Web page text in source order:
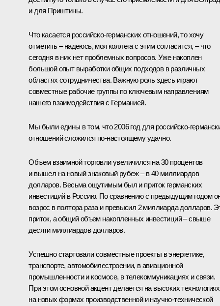
и для Приштины.
Что касается российско-германских отношений, то хочу
отметить – надеюсь, моя коллега с этим согласится, – что
сегодня в них нет проблемных вопросов. Уже накоплен
большой опыт выработки общих подходов в различных
областях сотрудничества. Важную роль здесь играют
совместные рабочие группы по ключевым направлениям
нашего взаимодействия с Германией.
Мы были едины в том, что 2006 год для российско-
отношений сложился по‑настоящему удачно.
Объем взаимной торговли увеличился на 30 процентов
и вышел на новый знаковый рубеж – в 40 миллиардов
долларов. Весьма ощутимым был и приток германских
инвестиций в Россию. По сравнению с предыдущим годом
возрос в полтора раза и превысил 2 миллиарда долларов.
приток, а общий объем накопленных инвестиций – свыше
десяти миллиардов долларов.
Успешно стартовали совместные проекты в энергетике,
транспорте, автомобилестроении, в авиационной
промышленности и космосе, в телекоммуникациях и связи.
При этом основной акцент делается на высоких
на новых формах производственной и научно-технической